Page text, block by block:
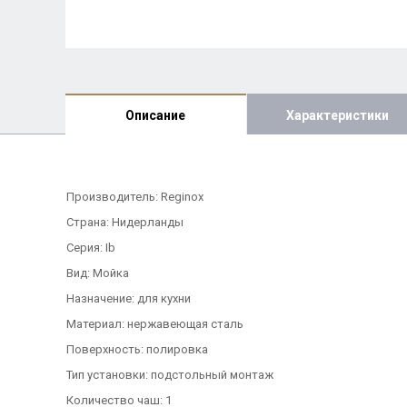
Описание Характеристики
Производитель: Reginox
Страна: Нидерланды
Серия: Ib
Вид: Мойка
Назначение: для кухни
Материал: нержавеющая сталь
Поверхность: полировка
Тип установки: подстольный монтаж
Количество чаш: 1